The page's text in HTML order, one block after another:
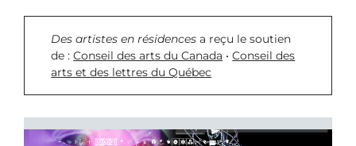
Des artistes en résidences a reçu le soutien
de :Conseil des arts du Canada •Conseil des
arts et des lettres du Québec